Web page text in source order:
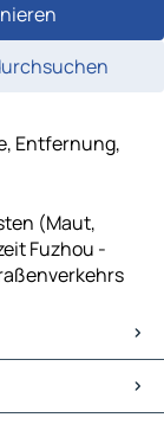
Entfernung,
(Maut,
Fuzhou -